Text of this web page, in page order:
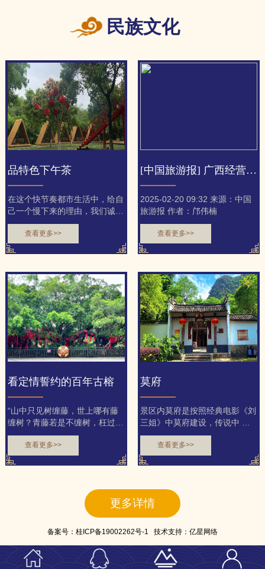
民族文化
品特色下午茶
在这个快节奏都市生活中，给自
己一个慢下来的理由，我们诚邀
您体验一场视觉与味觉的双...
查看更多>>
[中国旅游报] 广西经营跨境自驾游旅行社启用银行担保函
2025-02-20 09:32 来源：中国
旅游报 作者：邝伟楠
查看更多>>
看定情誓约的百年古榕
“山中只见树缠藤，世上哪有藤
缠树？青藤若是不缠树，枉过一
春又一春！”歌中以藤和...
查看更多>>
莫府
景区内莫府是按照经典电影《刘
三姐》中莫府建设，传说中 真
实场景再现。
查看更多>>
更多详情
备案号： 桂ICP备19002262号-1 技术支持： 亿星网络